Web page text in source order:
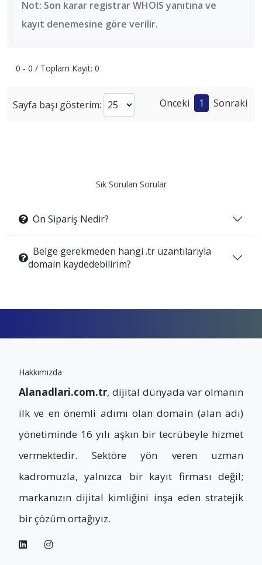
Not: Son karar registrar WHOIS yanıtına ve
kayıt denemesine göre verilir.
0 - 0 / Toplam Kayıt: 0
Sayfa başı gösterim: Önceki 1 Sonraki
Sık Sorulan Sorular
Ön Sipariş Nedir?
Belge gerekmeden hangi .tr uzantılarıyla
domain kaydedebilirim?
Hakkımızda
Alanadlari.com.tr, dijital dünyada var olmanın
ilk ve en önemli adımı olan domain (alan adı)
yönetiminde 16 yılı aşkın bir tecrübeyle hizmet
vermektedir. Sektöre yön veren uzman
kadromuzla, yalnızca bir kayıt firması değil;
markanızın dijital kimliğini inşa eden stratejik
bir çözüm ortağıyız.